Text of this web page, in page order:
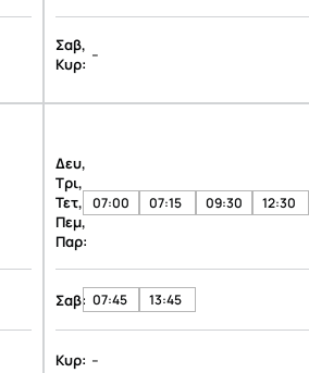
Σαβ,
Κυρ: -
Δευ,
Τρι,
Τετ,
Πεμ,
Παρ:
07:00 07:15 09:30 12:30
Σαβ: 07:45 13:45
Κυρ: -